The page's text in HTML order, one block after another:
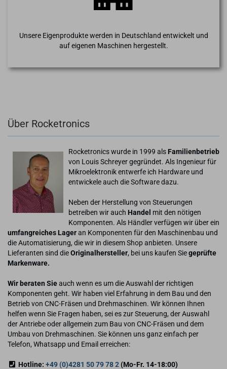
Unsere Eigenprodukte werden in Deutschland entwickelt und
auf eigenen Maschinen hergestellt.
Über Rocketronics
Rocketronics wurde in 1999 als Familienbetrieb
von Louis Schreyer gegründet. Als Ingenieur für
Mikroelektronik entwerfe ich Hardware und
entwickele auch die Software dazu.
Neben der Herstellung von Steuerungen
betreiben wir auch Handel mit den nötigen
Komponenten. Als Händler verfügen wir über ein
umfangreiches Lageran Komponenten für den Maschinenbau und
die Automatisierung, die wir in diesem Shop anbieten. Unsere
Lieferanten sind dieOriginalhersteller, bei uns kaufen Siegeprüfte
Markenware.
Wir beraten Sieauch wenn es um die Auswahl der richtigen
Komponenten geht. Wir haben viel Erfahrung in dem Bau und den
Betrieb von CNC-Fräsen und Drehmaschinen. Wir können Ihnen
helfen wenn Sie Fragen haben, sei es zur Steuerung, der Auswahl
der Antriebe oder allgemein zum Bau von CNC-Fräsen und dem
Umbau von Drehmaschinen. Sie können uns ganz einfach per
Telefon, Whatsapp und Email erreichen:
Hotline: +49 (0)4281 50 79 78 2(Mo-Fr. 14-18:00)